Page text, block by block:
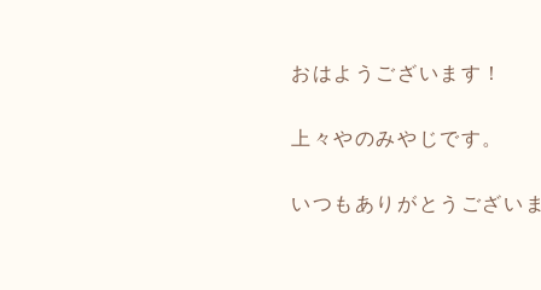
おはようございます！
上々やのみやじです。
いつもありがとうござい